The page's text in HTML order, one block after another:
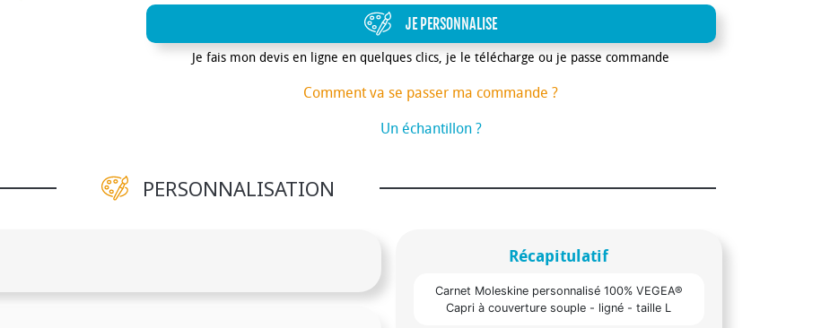
JE PERSONNALISE
Je fais mon devis en ligne en quelques clics, je le télécharge ou je passe commande
Comment va se passer ma commande ?
Un échantillon ?
PERSONNALISATION
Récapitulatif
Carnet Moleskine personnalisé 100% VEGEA®
Capri à couverture souple - ligné - taille L